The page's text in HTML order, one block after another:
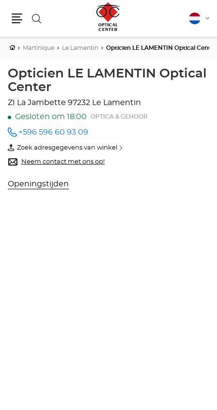
Zoeken
taal
HomeMartinique Le Lamentin Opticien LE LAMENTIN Optical Center
Opticien LE LAMENTIN Optical
Center
ZI La Jambette 97232 Le Lamentin
Gesloten om 18:00
OPTICA & GEHOOR
telefoonnummer
+596 596 60 93 09
Zoek adresgegevens van winkel
van
Opticien
LE
Optical
Center
Neem contact met ons op!
Openingstijden